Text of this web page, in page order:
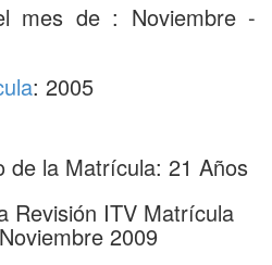
mes de : Noviembre -
: 2005
de la Matrícula: 21 Años
Revisión ITV Matrícula
2009